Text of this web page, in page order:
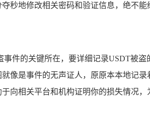
秒地修改相关密码和验证信息，绝不能
件的关键所在，要详细记录USDT被
像是事件的无声证人，原原本本地记
向相关平台和机构证明你的损失情况，